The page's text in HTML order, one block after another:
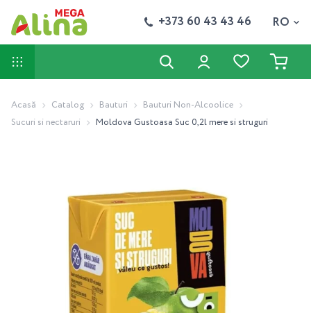
+373 60 43 43 46 RO
Acasă Catalog Bauturi
Bauturi Non-Alcoolice
Sucuri si nectaruri
Moldova Gustoasa Suc 0,2l mere si struguri